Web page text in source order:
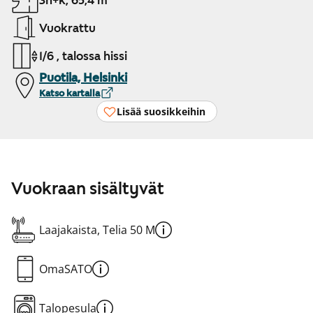
Vuokrattu
1/6 , talossa hissi
Puotila, Helsinki
Katso kartalla
Lisää suosikkeihin
Vuokraan sisältyvät
Laajakaista, Telia 50 M
OmaSATO
Talopesula